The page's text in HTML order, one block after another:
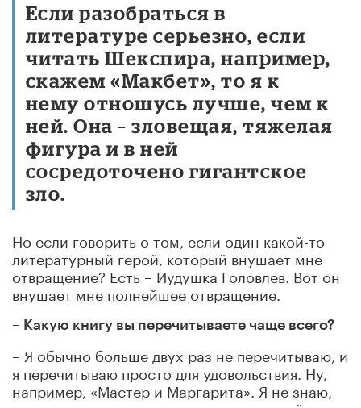
Если разобраться в
литературе серьезно, если
читать Шекспира, например,
скажем «Макбет», то я к
нему отношусь лучше, чем к
ней. Она – зловещая, тяжелая
фигура и в ней
сосредоточено гигантское
зло.
Но если говорить о том, если один какой-то
литературный герой, который внушает мне
отвращение? Есть – Иудушка Головлев. Вот он
внушает мне полнейшее отвращение.
– Какую книгу вы перечитываете чаще всего?
– Я обычно больше двух раз не перечитываю, и
я перечитываю просто для удовольствия. Ну,
например, «Мастер и Маргарита». Я не знаю,